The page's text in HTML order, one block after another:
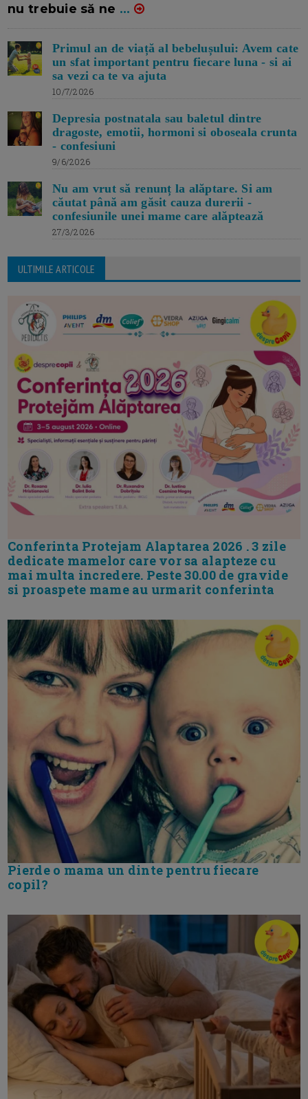
nu trebuie să ne ...
Primul an de viață al bebelușului: Avem cate
un sfat important pentru fiecare luna - si ai
sa vezi ca te va ajuta
10/7/2026
Depresia postnatala sau baletul dintre
dragoste, emotii, hormoni si oboseala crunta
- confesiuni
9/6/2026
Nu am vrut să renunț la alăptare. Si am
căutat până am găsit cauza durerii -
confesiunile unei mame care alăptează
27/3/2026
ULTIMILE ARTICOLE
Conferinta Protejam Alaptarea 2026 . 3 zile
dedicate mamelor care vor sa alapteze cu
mai multa incredere. Peste 30.00 de gravide
si proaspete mame au urmarit conferinta
Pierde o mama un dinte pentru fiecare
copil?